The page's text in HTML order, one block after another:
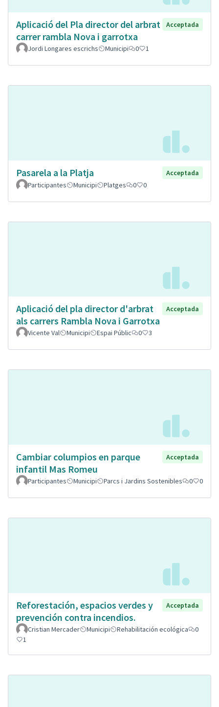
Aplicació del Pla director del arbrat
carrer rambla Nova i garrotxa
Acceptada
Jordi Longares escrichs Municipi 0 1
Pasarela a la Platja
Acceptada
Participantes
Municipi Platges 0 0
Aplicació del pla director d'arbrat
als carrers Rambla Nova i Garrotxa
Acceptada
Vicente Val Municipi Espai Públic 0 3
Cambiar columpios en parque
infantil Mas Romeu
Acceptada
Participantes Municipi Parcs i Jardins Sostenibles 0 0
Reforestación, espacios verdes y
prevención contra incendios.
Acceptada
Cristian Mercader Municipi Rehabilitación ecológica
0
1